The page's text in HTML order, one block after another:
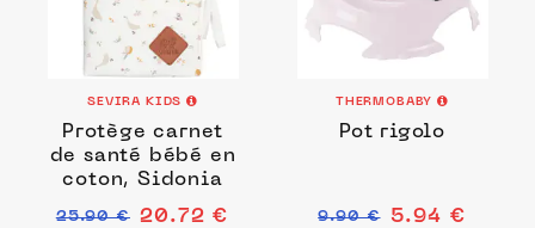
SEVIRA KIDS
Protège carnet
de santé bébé en
coton, Sidonia
25.90 € 20.72 €
THERMOBABY
Pot rigolo
9.90 € 5.94 €